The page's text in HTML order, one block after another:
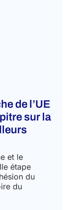
de l’UE
sur la
et le
étape
du
du